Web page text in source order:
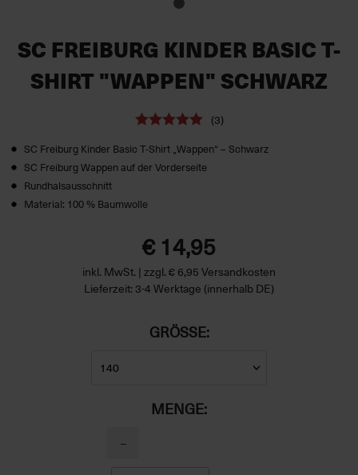
SC FREIBURG KINDER BASIC T-
SHIRT "WAPPEN" SCHWARZ
(3)
SC Freiburg Kinder Basic T-Shirt „Wappen“ – Schwarz
SC Freiburg Wappen auf der Vorderseite
Rundhalsausschnitt
Material: 100 % Baumwolle
€ 14,95
inkl. MwSt. | zzgl. € 6,95 Versandkosten
Lieferzeit: 3-4 Werktage (innerhalb DE)
GRÖSSE:
MENGE:
−